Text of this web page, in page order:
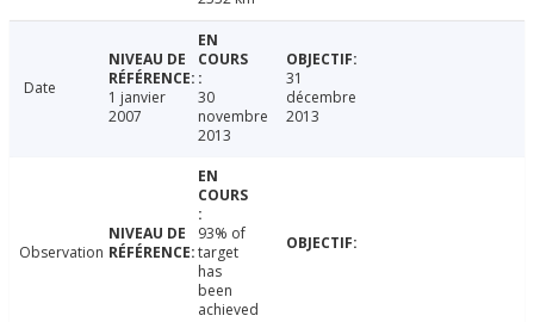
Date
1 janvier
2007
30
novembre
2013
31
décembre
2013
Observation
93% of
target
has
been
achieved